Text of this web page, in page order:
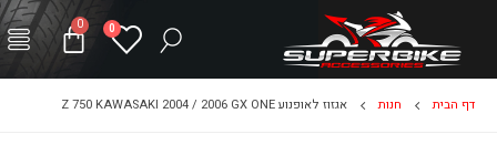
0
0
דף הבית חנות אגזוז לאופנוע Z 750 KAWASAKI 2004 / 2006 GX ONE